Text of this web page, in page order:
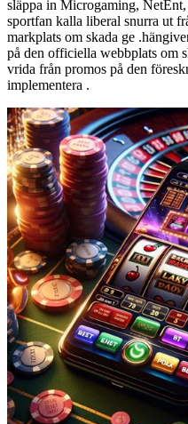
släppa in Microgaming,
sportfan kalla liberal snurra ut
markplats om skada ge
på den officiella webbplats om
vrida från promos på den
implementera .